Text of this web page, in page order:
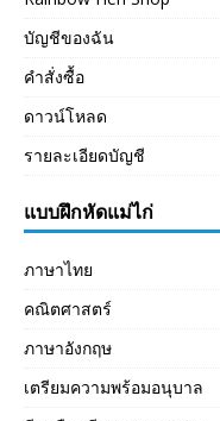
บัญชีของฉัน
คำสั่งซื้อ
ดาวน์โหลด
รายละเอียดบัญชี
แบบฝึกหัดแม่ไก่
ภาษาไทย
คณิตศาสตร์
ภาษาอังกฤษ
เตรียมความพร้อมอนุบาล